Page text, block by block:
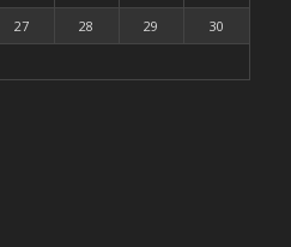
27 28 29
30